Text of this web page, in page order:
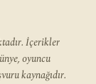
İçerikler
oyuncu
kaynağıdır.